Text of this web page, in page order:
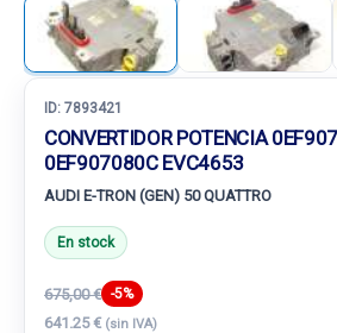
ID: 7893421
CONVERTIDOR POTENCIA
0EF907080C EVC4653
AUDI E-TRON (GEN) 50 QUATTRO
En stock
675,00 € -5%
641.25 € (sin IVA)